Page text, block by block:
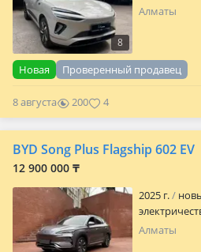
8
Алматы
Новая Проверенный продавец
8 августа 200 4
BYD Song Plus Flagship 602 EV
12 900 000 ₸
2025 г.
Алматы